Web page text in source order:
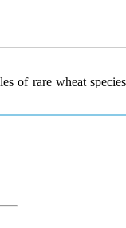
of rare wheat